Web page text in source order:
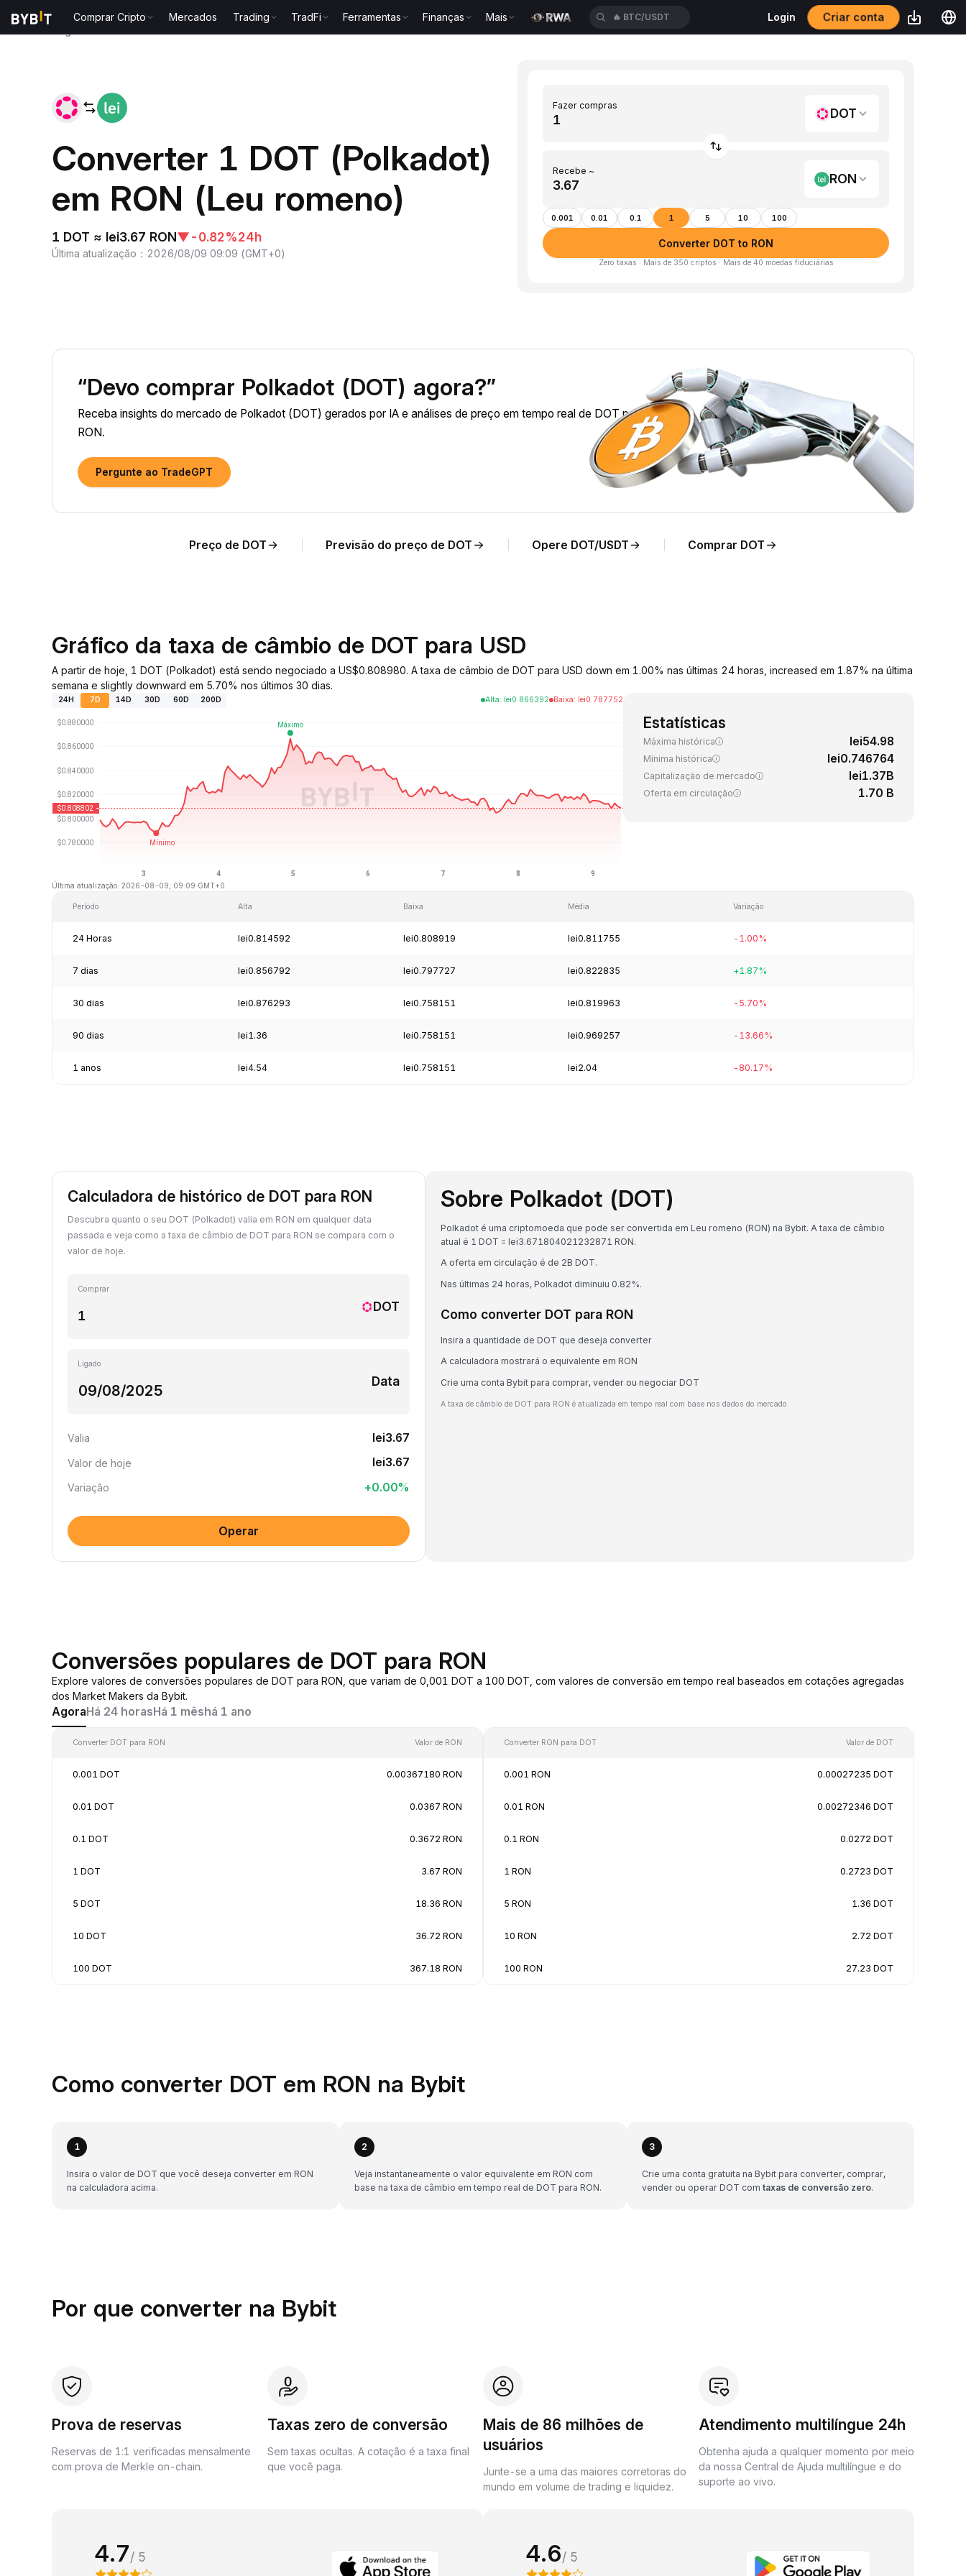
Comprar Cripto Mercados Trading TradFi Ferramentas Finanças Mais 🔥 BTC/USDT Login Criar conta
Converter 1 DOT (Polkadot)
em RON (Leu romeno)
1 DOT ≈ lei3.67 RON▼-0.82%24h
Última atualização ： 2026/08/09 09:09 (GMT+0)
Fazer compras
DOT
Recebe ~
RON
0.001 0.01 0.1 1 5 10 100
Converter DOT to RON
Zero taxas · Mais de 350 criptos · Mais de 40 moedas fiduciárias
“Devo comprar Polkadot (DOT) agora?”
Receba insights do mercado de Polkadot (DOT) gerados por IA e análises de preço em tempo real de DOT para
RON.
Pergunte ao TradeGPT
Preço de DOT Previsão do preço de DOT Opere DOT/USDT Comprar DOT
Gráfico da taxa de câmbio de DOT para USD
A partir de hoje, 1 DOT (Polkadot) está sendo negociado a US$0.808980. A taxa de câmbio de DOT para USD down em 1.00% nas últimas 24 horas, increased em 1.87% na última
semana e slightly downward em 5.70% nos últimos 30 dias.
24H 7D 14D 30D 60D 200D Alta: lei0.866392 Baixa: lei0.787752
Última atualização: 2026-08-09, 09:09 GMT+0
Estatísticas
Máxima histórica lei54.98
Mínima histórica lei0.746764
Capitalização de mercado lei1.37B
Oferta em circulação 1.70 B
Período Alta Baixa Média Variação
24 Horas lei0.814592 lei0.808919 lei0.811755 -1.00%
7 dias lei0.856792 lei0.797727 lei0.822835 +1.87%
30 dias lei0.876293 lei0.758151 lei0.819963 -5.70%
90 dias lei1.36 lei0.758151 lei0.969257 -13.66%
1 anos lei4.54 lei0.758151 lei2.04 -80.17%
Calculadora de histórico de DOT para RON
Descubra quanto o seu DOT (Polkadot) valia em RON em qualquer data
passada e veja como a taxa de câmbio de DOT para RON se compara com o
valor de hoje.
Comprar
DOT
Ligado
Data
Valia lei3.67
Valor de hoje lei3.67
Variação +0.00%
Operar
Sobre Polkadot (DOT)
Polkadot é uma criptomoeda que pode ser convertida em Leu romeno (RON) na Bybit. A taxa de câmbio
atual é 1 DOT = lei3.671804021232871 RON.
A oferta em circulação é de 2B DOT.
Nas últimas 24 horas, Polkadot diminuiu 0.82%.
Como converter DOT para RON
Insira a quantidade de DOT que deseja converter
A calculadora mostrará o equivalente em RON
Crie uma conta Bybit para comprar, vender ou negociar DOT
A taxa de câmbio de DOT para RON é atualizada em tempo real com base nos dados do mercado.
Conversões populares de DOT para RON
Explore valores de conversões populares de DOT para RON, que variam de 0,001 DOT a 100 DOT, com valores de conversão em tempo real baseados em cotações agregadas
dos Market Makers da Bybit.
AgoraHá 24 horasHá 1 mêshá 1 ano
Converter DOT para RON Valor de RON
0.001 DOT 0.00367180 RON
0.01 DOT 0.0367 RON
0.1 DOT 0.3672 RON
1 DOT 3.67 RON
5 DOT 18.36 RON
10 DOT 36.72 RON
100 DOT 367.18 RON
Converter RON para DOT Valor de DOT
0.001 RON 0.00027235 DOT
0.01 RON 0.00272346 DOT
0.1 RON 0.0272 DOT
1 RON 0.2723 DOT
5 RON 1.36 DOT
10 RON 2.72 DOT
100 RON 27.23 DOT
Como converter DOT em RON na Bybit
1
Insira o valor de DOT que você deseja converter em RON
na calculadora acima.
2
Veja instantaneamente o valor equivalente em RON com
base na taxa de câmbio em tempo real de DOT para RON.
3
Crie uma conta gratuita na Bybit para converter, comprar,
vender ou operar DOT com taxas de conversão zero.
Por que converter na Bybit
Prova de reservas
Reservas de 1:1 verificadas mensalmente
com prova de Merkle on-chain.
Taxas zero de conversão
Sem taxas ocultas. A cotação é a taxa final
que você paga.
Mais de 86 milhões de
usuários
Junte-se a uma das maiores corretoras do
mundo em volume de trading e liquidez.
Atendimento multilíngue 24h
Obtenha ajuda a qualquer momento por meio
da nossa Central de Ajuda multilíngue e do
suporte ao vivo.
4.7/ 5 4.6/ 5